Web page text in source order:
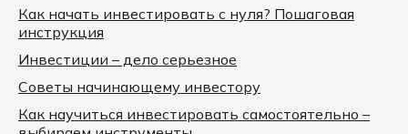
Как начать инвестировать с нуля? Пошаговая
инструкция
Инвестиции – дело серьезное
Советы начинающему инвестору
Как научиться инвестировать самостоятельно –